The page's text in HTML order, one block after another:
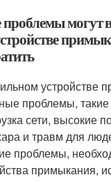
могут
устройстве
проблемы, такие
сети, высокие
и травм для
проблемы,
примыкания,